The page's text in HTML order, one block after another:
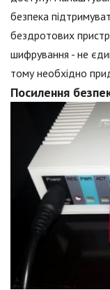
безпека
бездротових
шифрування - не
тому необхідно
Посилення